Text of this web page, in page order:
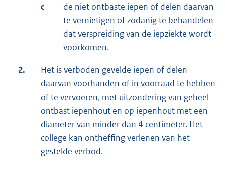
c
de niet ontbaste iepen of delen daarvan
te vernietigen of zodanig te behandelen
dat verspreiding van de iepziekte wordt
voorkomen.
2.
Het is verboden gevelde iepen of delen
daarvan voorhanden of in voorraad te hebben
of te vervoeren, met uitzondering van geheel
ontbast iepenhout en op iepenhout met een
diameter van minder dan 4 centimeter. Het
college kan ontheffing verlenen van het
gestelde verbod.